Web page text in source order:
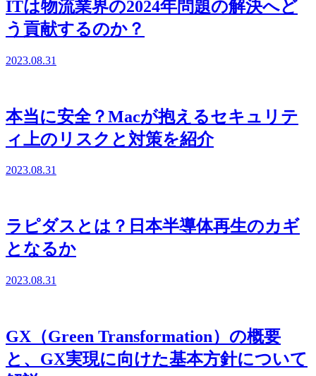
ITは物流業界の2024年問題の解決へど
う貢献するのか？
2023.08.31
本当に安全？Macが抱えるセキュリテ
ィ上のリスクと対策を紹介
2023.08.31
ラピダスとは？日本半導体再生のカギ
となるか
2023.08.31
GX（Green Transformation）の概要
と、GX実現に向けた基本方針について